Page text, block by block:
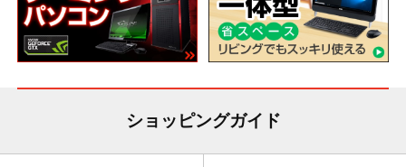
ショッピングガイド